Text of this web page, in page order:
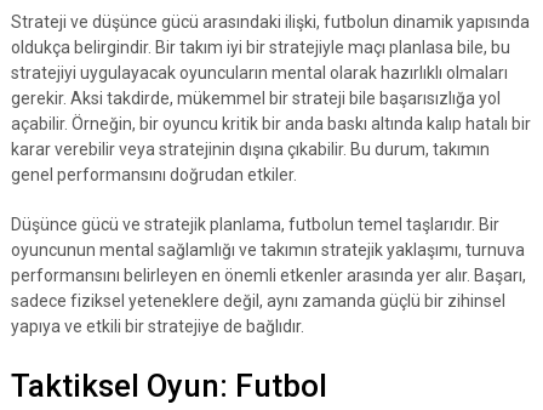
Strateji ve düşünce gücü arasındaki ilişki, futbolun dinamik yapısında
oldukça belirgindir. Bir takım iyi bir stratejiyle maçı planlasa bile, bu
stratejiyi uygulayacak oyuncuların mental olarak hazırlıklı olmaları
gerekir. Aksi takdirde, mükemmel bir strateji bile başarısızlığa yol
açabilir. Örneğin, bir oyuncu kritik bir anda baskı altında kalıp hatalı bir
karar verebilir veya stratejinin dışına çıkabilir. Bu durum, takımın
genel performansını doğrudan etkiler.
Düşünce gücü ve stratejik planlama, futbolun temel taşlarıdır. Bir
oyuncunun mental sağlamlığı ve takımın stratejik yaklaşımı, turnuva
performansını belirleyen en önemli etkenler arasında yer alır. Başarı,
sadece fiziksel yeteneklere değil, aynı zamanda güçlü bir zihinsel
yapıya ve etkili bir stratejiye de bağlıdır.
Taktiksel Oyun: Futbol